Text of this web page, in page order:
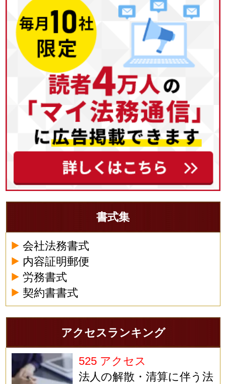
書式集
会社法務書式
内容証明郵便
労務書式
契約書書式
アクセスランキング
525 アクセス
法人の解散・清算に伴う法